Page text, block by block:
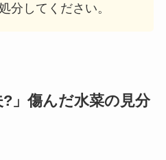
分してください。
?」傷んだ水菜の見分